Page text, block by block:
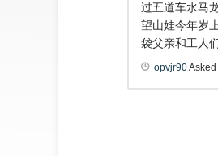
过五道车水马
望山娃今年岁
袋父亲和工人
opvjr90